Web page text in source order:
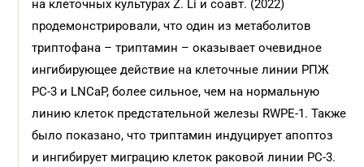
на клеточных культурах Z. Li и соавт. (2022)
продемонстрировали, что один из метаболитов
триптофана – триптамин – оказывает очевидное
ингибирующее действие на клеточные линии РПЖ
PC-3 и LNCaP, более сильное, чем на нормальную
линию клеток предстательной железы RWPE-1. Также
было показано, что триптамин индуцирует апоптоз
и ингибирует миграцию клеток раковой линии PC-3.